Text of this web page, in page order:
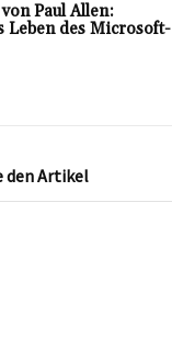
Paul Allen:
Leben des Microsoft-
den Artikel